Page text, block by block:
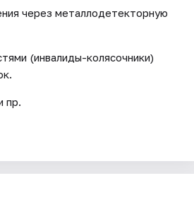
через металлодетекторную
(инвалиды-колясочники)
пр.